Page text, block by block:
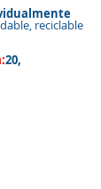
reciclable
20,
por